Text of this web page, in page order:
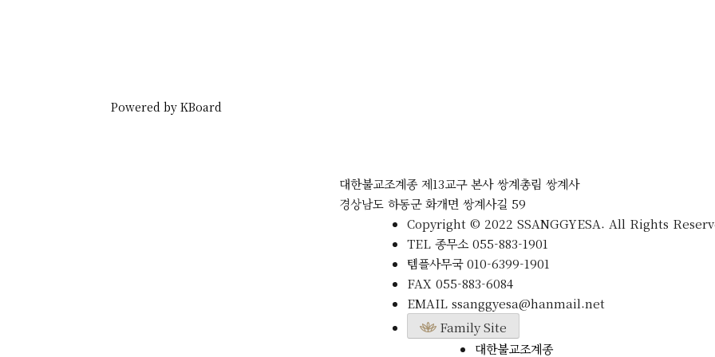
Powered by KBoard
대한불교조계종 제13교구 본사 쌍계총림 쌍계사
경상남도 하동군 화개면 쌍계사길 59
Copyright © 2022 SSANGGYESA. All Rights
TEL 종무소055-883-1901
템플사무국010-6399-1901
FAX 055-883-6084
EMAIL ssanggyesa@hanmail.net
Family Site
대한불교조계종